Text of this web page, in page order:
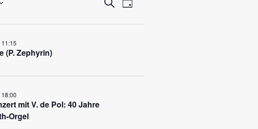
und
Ansichten-
Navigation
Tag
(P. Zephyrin)
mit V. de Pol: 40 Jahre
Orgel